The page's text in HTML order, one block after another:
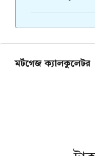
মর্টগেজ ক্যালকুলেটর